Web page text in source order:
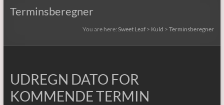
Terminsberegner
You are here:Sweet Leaf > Kuld >Terminsberegner
UDREGN DATO FOR
KOMMENDE TERMIN